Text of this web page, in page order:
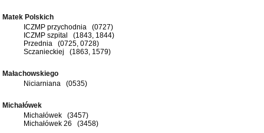
Matek Polskich
ICZMP przychodnia (0727)
ICZMP szpital (1843, 1844)
Przednia (0725, 0728)
Sczanieckiej (1863, 1579)
Małachowskiego
Niciarniana (0535)
Michałówek
Michałówek (3457)
Michałówek 26 (3458)